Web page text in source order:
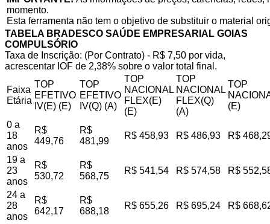
momento.
Esta ferramenta não tem o objetivo de substituir o material
TABELA BRADESCO SAÚDE EMPRESARIAL GOIAS
COMPULSÓRIO
Taxa de Inscrição: (Por Contrato) - R$ 7,50 por vida,
acrescentar IOF de 2,38% sobre o valor total final.
Faixa
Etária
TOP
EFETIVO
IV(E) (E)
TOP
EFETIVO
IV(Q) (A)
TOP
NACIONAL
FLEX(E)
(E)
TOP
NACIONAL
FLEX(Q)
(A)
TOP
(E)
0 a
18
anos
R$
449,76
R$
481,99
R$ 458,93 R$ 486,93 R$
19 a
23
anos
R$
530,72
R$
568,75
R$ 541,54 R$ 574,58 R$
24 a
28
anos
R$
642,17
R$
688,18
R$ 655,26 R$ 695,24 R$